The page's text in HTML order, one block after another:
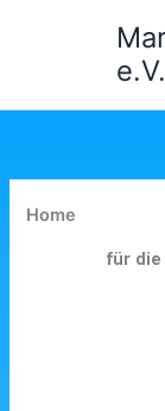
e.V.
Home
für die